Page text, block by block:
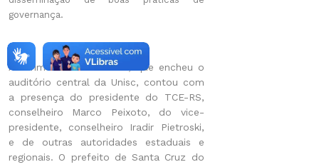
governança.
A cerimônia de abertura, que encheu o
auditório central da Unisc, contou com
a presença do presidente do TCE-RS,
conselheiro Marco Peixoto, do vice-
presidente, conselheiro Iradir Pietroski,
e de outras autoridades estaduais e
regionais. O prefeito de Santa Cruz do